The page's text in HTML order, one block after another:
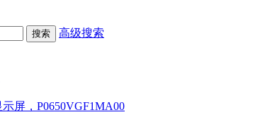
搜索 高级搜索